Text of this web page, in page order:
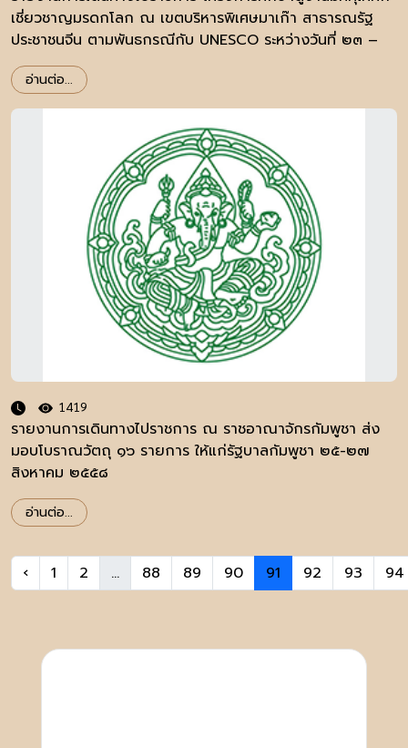
เชี่ยวชาญมรดกโลก ณ เขตบริหารพิเศษมาเก๊า สาธารณรัฐ
ประชาชนจีน ตามพันธกรณีกับ UNESCO ระหว่างวันที่ ๒๓ –
๒๕ มีนาคม ๒๕๕๘
อ่านต่อ...
1419
รายงานการเดินทางไปราชการ ณ ราชอาณาจักรกัมพูชา ส่ง
มอบโบราณวัตถุ ๑๖ รายการ ให้แก่รัฐบาลกัมพูชา ๒๕-๒๗
สิงหาคม ๒๕๕๘
อ่านต่อ...
‹ 1 2 ... 88 89 90 91 92 93 94